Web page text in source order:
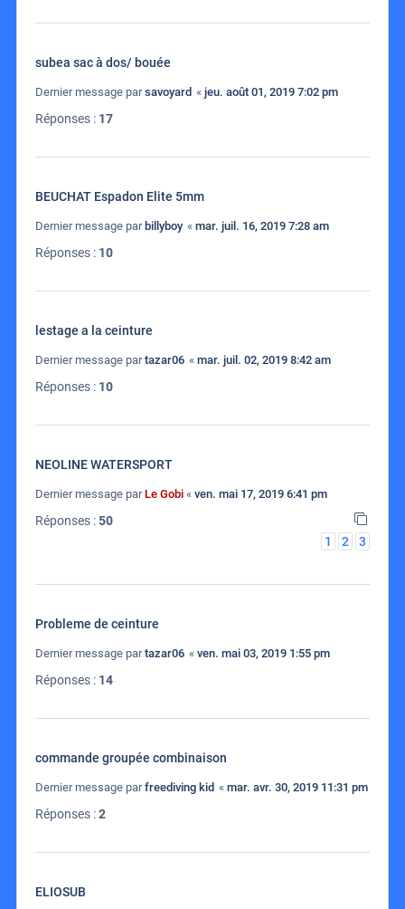
subea sac à dos/ bouée
Dernier message parsavoyard « jeu. août 01, 2019 7:02 pm
Réponses : 17
BEUCHAT Espadon Elite 5mm
Dernier message par billyboy « mar. juil. 16, 2019 7:28 am
Réponses : 10
lestage a la ceinture
Dernier message partazar06 « mar. juil. 02, 2019 8:42 am
Réponses : 10
NEOLINE WATERSPORT
Dernier message par Le Gobi « ven. mai 17, 2019 6:41 pm
Réponses :50
1
2 3
Probleme de ceinture
Dernier message partazar06 « ven. mai 03, 2019 1:55 pm
Réponses : 14
commande groupée combinaison
Dernier message parfreediving kid « mar. avr. 30, 2019 11:31 pm
Réponses :2
ELIOSUB